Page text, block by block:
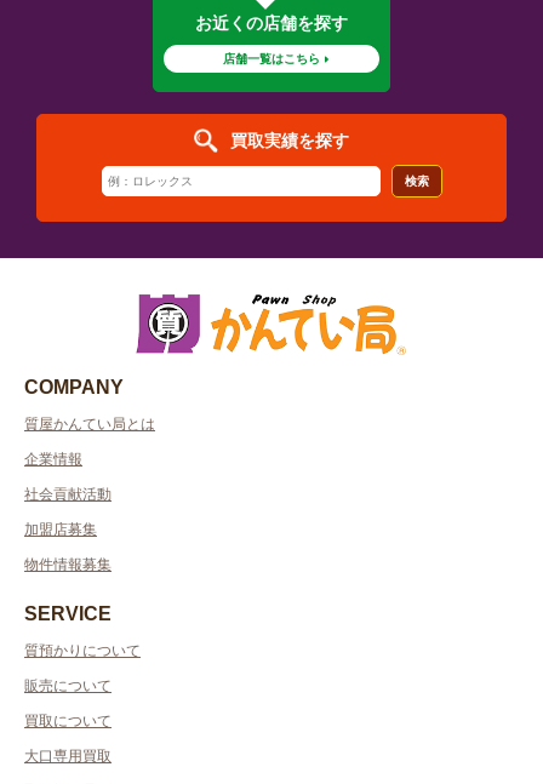
お近くの店舗を探す
店舗一覧はこちら
買取実績を探す
検索
COMPANY
質屋かんてい局とは
企業情報
社会貢献活動
加盟店募集
物件情報募集
SERVICE
質預かりについて
販売について
買取について
大口専用買取